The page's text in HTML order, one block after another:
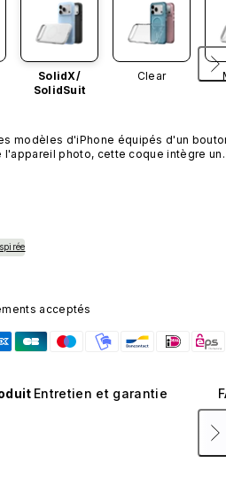
SolidX/
SolidSuit
Clear
modèles d'iPhone équipés d'un
l'appareil photo, cette coque intègre un
acceptés
Entretien et garantie